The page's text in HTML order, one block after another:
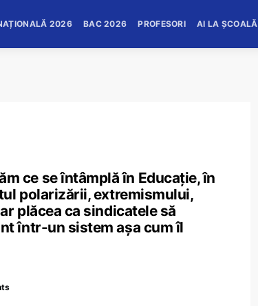
2026 BAC 2026 PROFESORI AI LA ȘCOALĂ
ce se întâmplă în Educație, în
polarizării, extremismului,
plăcea ca sindicatele să
într-un sistem așa cum îl